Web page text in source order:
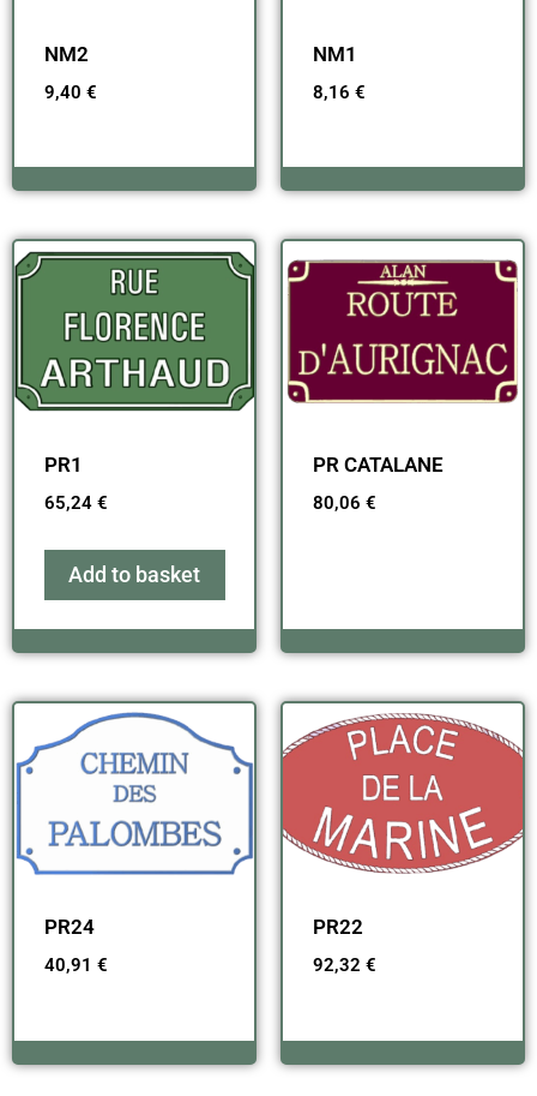
NM2
9,40 €
NM1
8,16 €
PR1
65,24 €
Add to basket
PR CATALANE
80,06 €
PR24
40,91 €
PR22
92,32 €